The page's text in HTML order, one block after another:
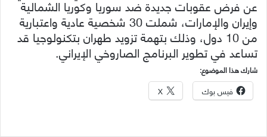
عن فرض عقوبات جديدة ضد سوريا وكوريا الشمالية
وإيران والإمارات، شملت 30 شخصية عادية واعتبارية
من 10 دول، وذلك بتهمة تزويد طهران بتكنولوجيا قد
تساعد في تطوير البرنامج الصاروخي الإيراني.
شارك هذا الموضوع:
فيس بوك X